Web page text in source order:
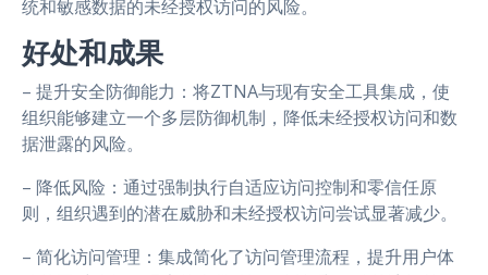
统和敏感数据的未经授权访问的风险。
好处和成果
– 提升安全防御能力：将ZTNA与现有安全工具集成，使
组织能够建立一个多层防御机制，降低未经授权访问和数
据泄露的风险。
– 降低风险：通过强制执行自适应访问控制和零信任原
则，组织遇到的潜在威胁和未经授权访问尝试显著减少。
– 简化访问管理：集成简化了访问管理流程，提升用户体